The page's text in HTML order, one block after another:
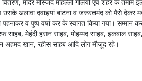
उसके अलावा दवाइयां बांटना व जरूरतमंद को पैसे देकर
व पुष्प वर्षा कर के स्वागत किया गया। सम्मान
साहब, मेहंदी हसन साहब, मोहम्मद साहब, इकबाल
अहमद खान, रहीस साहब आदि लोग मौजूद रहे।